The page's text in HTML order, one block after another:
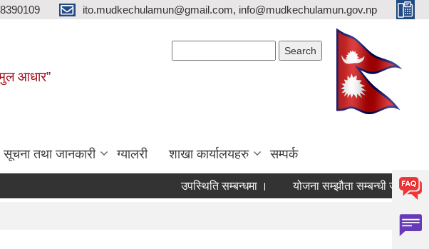
ito.mudkechulamun@gmail.com, info@mudkechulamun.gov.np
मुल आधार”
सूचना तथा जानकारी ग्यालरी शाखा कार्यालयहरु सम्पर्क
उपस्थिति सम्बन्धमा । योजना सम्झौता सम्बन्धी जरुरी सूचना ।